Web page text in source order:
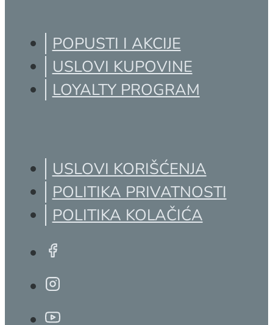
POPUSTI I AKCIJE
USLOVI KUPOVINE
LOYALTY PROGRAM
USLOVI KORIŠĆENJA
POLITIKA PRIVATNOSTI
POLITIKA KOLAČIĆA